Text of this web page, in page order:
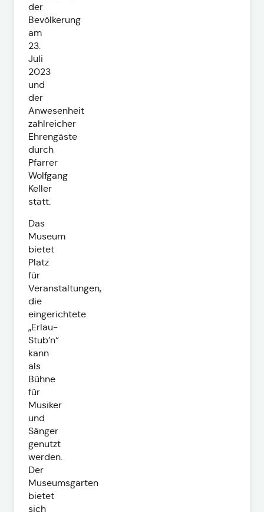
der
Bevölkerung
am
23.
Juli
2023
und
der
Anwesenheit
zahlreicher
Ehrengäste
durch
Pfarrer
Wolfgang
Keller
statt.
Das
Museum
bietet
Platz
für
Veranstaltungen,
die
eingerichtete
„Erlau-
Stub’n“
kann
als
Bühne
für
Musiker
und
Sänger
genutzt
werden.
Der
Museumsgarten
bietet
sich